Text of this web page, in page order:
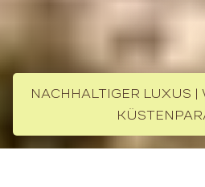
NACHHALTIGER LUXUS |